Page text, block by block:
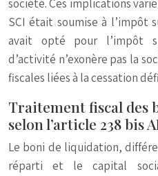
société. Ces implications
SCI était soumise à l’impôt
avait opté pour l’impôt
d’activité n’exonère pas la
fiscales liées à la cessation
Traitement fiscal des
selon l’article 238 bis
Le boni de liquidation,
réparti et le capital